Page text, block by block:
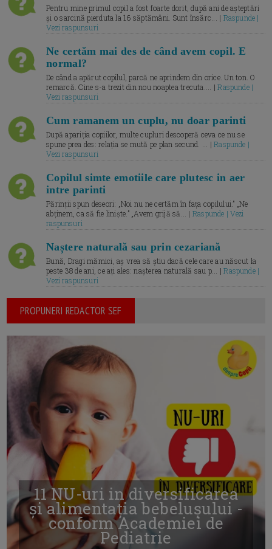
Pentru mine primul copil a fost foarte dorit, după ani de așteptări
și o sarcină pierduta la 16 săptămâni. Sunt însărc... | Raspunde |
Vezi raspunsuri
Ne certăm mai des de când avem copil. E
normal?
De când a apărut copilul, parcă ne aprindem din orice. Un ton. O
remarcă. Cine s-a trezit din nou noaptea trecuta.... |Raspunde |
Vezi raspunsuri
Cum ramanem un cuplu, nu doar parinti
După apariția copiilor, multe cupluri descoperă ceva ce nu se
spune prea des: relația se mută pe plan secund. ... |Raspunde |
Vezi raspunsuri
Copilul simte emotiile care plutesc in aer
intre parinti
Părinții spun deseori: „Noi nu ne certăm în fața copilului.” „Ne
abținem, ca să fie liniște.” „Avem grijă să... | Raspunde | Vezi
raspunsuri
Naștere naturală sau prin cezariană
Bună, Dragi mămici, aș vrea să știu dacă cele care au născut la
peste 38 de ani, ce ați ales: nașterea naturală sau p... |Raspunde |
Vezi raspunsuri
PROPUNERI REDACTOR SEF
11 NU-uri in diversificarea
și alimentația bebelușului -
conform Academiei de
Pediatrie